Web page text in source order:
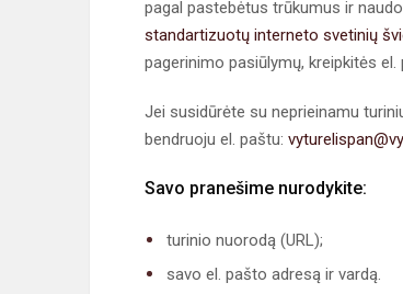
pagal pastebėtus trūkumus ir
standartizuotų interneto svetinių
pagerinimo pasiūlymų, kreipkitės el.
Jei susidūrėte su neprieinamu
bendruoju el. paštu:
Savo pranešime nurodykite:
turinio nuorodą (URL);
savo el. pašto adresą ir vardą.